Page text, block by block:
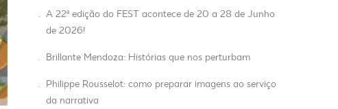
. A 22ª edição do FEST acontece de 20 a 28 de Junho
de 2026!
. Brillante Mendoza: Histórias que nos perturbam
.
Philippe Rousselot: como preparar imagens ao serviço
da narrativa